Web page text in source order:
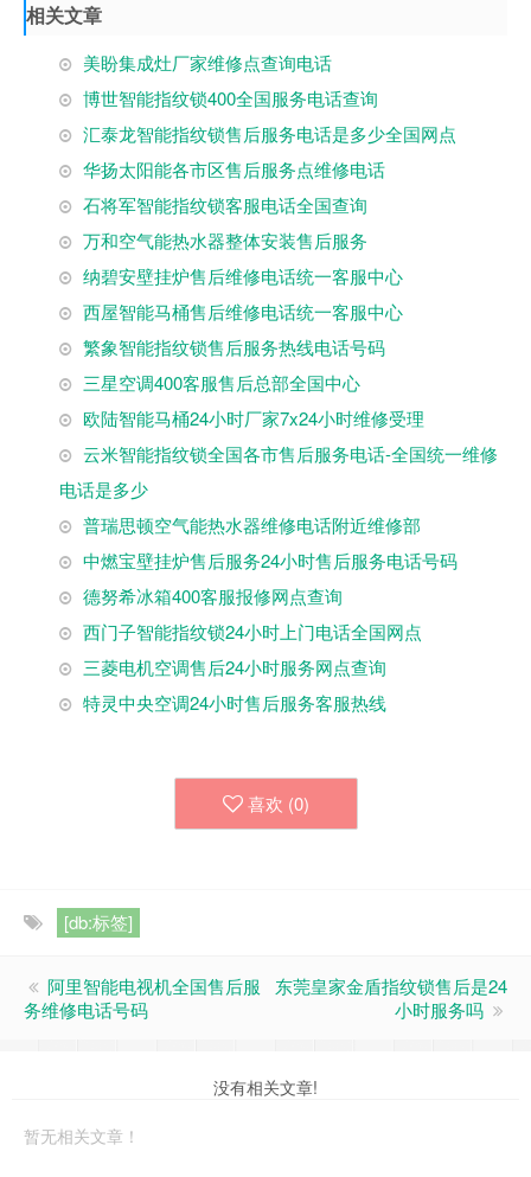
相关文章
美盼集成灶厂家维修点查询电话
博世智能指纹锁400全国服务电话查询
汇泰龙智能指纹锁售后服务电话是多少全国网点
华扬太阳能各市区售后服务点维修电话
石将军智能指纹锁客服电话全国查询
万和空气能热水器整体安装售后服务
纳碧安壁挂炉售后维修电话统一客服中心
西屋智能马桶售后维修电话统一客服中心
繁象智能指纹锁售后服务热线电话号码
三星空调400客服售后总部全国中心
欧陆智能马桶24小时厂家7x24小时维修受理
云米智能指纹锁全国各市售后服务电话-全国统一维修
电话是多少
普瑞思顿空气能热水器维修电话附近维修部
中燃宝壁挂炉售后服务24小时售后服务电话号码
德努希冰箱400客服报修网点查询
西门子智能指纹锁24小时上门电话全国网点
三菱电机空调售后24小时服务网点查询
特灵中央空调24小时售后服务客服热线
喜欢 (0)
[db:标签]
阿里智能电视机全国售后服
务维修电话号码
东莞皇家金盾指纹锁售后是24
小时服务吗
没有相关文章!
暂无相关文章！